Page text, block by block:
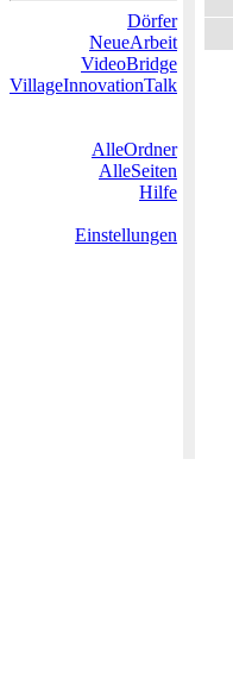
Dörfer
NeueArbeit
VideoBridge
VillageInnovationTalk
AlleOrdner
AlleSeiten
Hilfe
Einstellungen